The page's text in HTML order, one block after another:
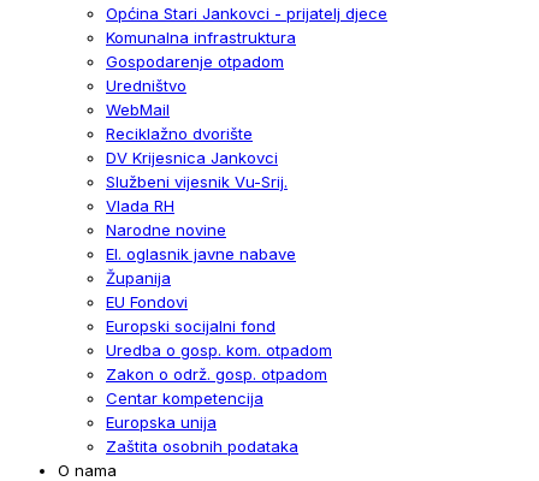
Općina Stari Jankovci - prijatelj djece
Komunalna infrastruktura
Gospodarenje otpadom
Uredništvo
WebMail
Reciklažno dvorište
DV Krijesnica Jankovci
Službeni vijesnik Vu-Srij.
Vlada RH
Narodne novine
El. oglasnik javne nabave
Županija
EU Fondovi
Europski socijalni fond
Uredba o gosp. kom. otpadom
Zakon o održ. gosp. otpadom
Centar kompetencija
Europska unija
Zaštita osobnih podataka
O nama